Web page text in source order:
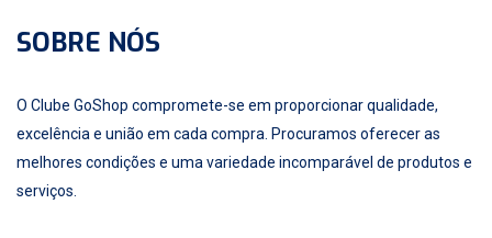
SOBRE NÓS
O Clube GoShop compromete-se em proporcionar qualidade,
excelência e união em cada compra. Procuramos oferecer as
melhores condições e uma variedade incomparável de produtos e
serviços.